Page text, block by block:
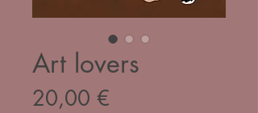
Art lovers
20,00 €